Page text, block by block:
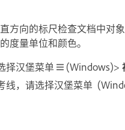
方向的标尺检查文档中对
度量单位和颜色。
择汉堡菜单
(Windows)>
线，请选择汉堡菜单